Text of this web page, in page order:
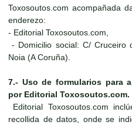
Toxosoutos.com acompañada
enderezo:
- Editorial Toxosoutos.com,
- Domicilio social: C/
Noia (A Coruña).
7.- Uso de formularios para
por Editorial Toxosoutos.com.
Editorial Toxosoutos.com
recollida de datos, onde se